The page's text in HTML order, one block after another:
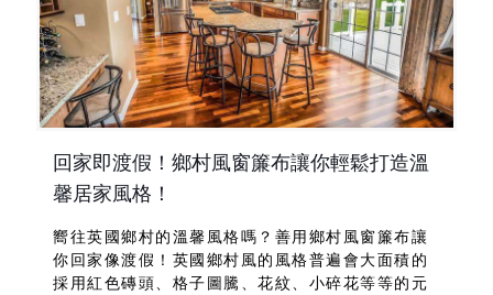
回家即渡假！鄉村風窗簾布讓你輕鬆打造溫
馨居家風格！
嚮往英國鄉村的溫馨風格嗎？善用鄉村風窗簾布讓
你回家像渡假！英國鄉村風的風格普遍會大面積的
採用紅色磚頭、格子圖騰、花紋、小碎花等等的元